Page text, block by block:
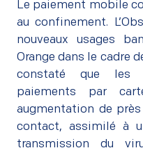
Le paiement mobile
au confinement.
nouveaux usages
Orange dans le cadre
constaté que les
paiements par
augmentation de
contact, assimilé à
transmission du